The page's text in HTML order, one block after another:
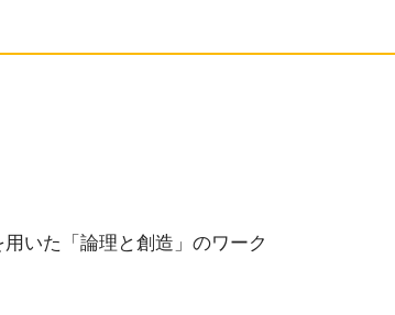
いた「論理と創造」のワーク